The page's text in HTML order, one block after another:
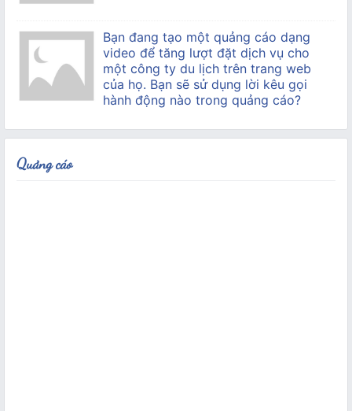
Bạn đang tạo một quảng cáo dạng
video để tăng lượt đặt dịch vụ cho
một công ty du lịch trên trang web
của họ. Bạn sẽ sử dụng lời kêu gọi
hành động nào trong quảng cáo?
Quảng cáo